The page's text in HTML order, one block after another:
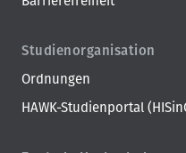
Studienorganisation
Ordnungen
HAWK-Studienportal